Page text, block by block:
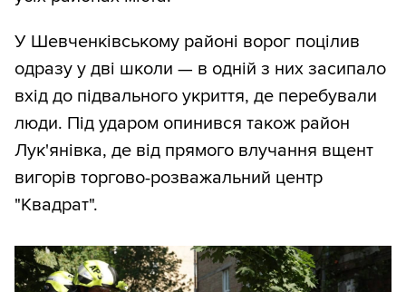
У Шевченківському районі ворог поцілив
одразу у дві школи — в одній з них засипало
вхід до підвального укриття, де перебували
люди. Під ударом опинився також район
Лук'янівка, де від прямого влучання вщент
вигорів торгово-розважальний центр
"Квадрат".